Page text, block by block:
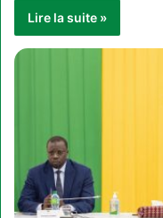
Lire la suite »